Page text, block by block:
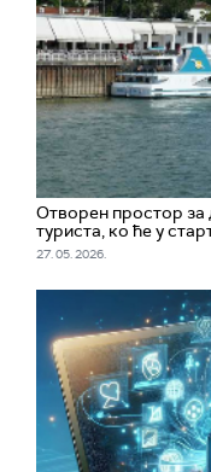
Отворен простор за
туриста, ко ће у
27. 05. 2026.